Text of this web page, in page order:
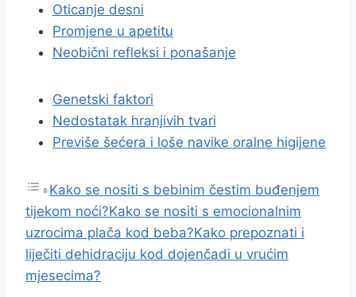
Oticanje desni
Promjene u apetitu
Neobični refleksi i ponašanje
Genetski faktori
Nedostatak hranjivih tvari
Previše šećera i loše navike oralne higijene
Kako se nositi s bebinim čestim buđenjem
tijekom noći?Kako se nositi s emocionalnim
uzrocima plača kod beba?Kako prepoznati i
liječiti dehidraciju kod dojenčadi u vrućim
mjesecima?